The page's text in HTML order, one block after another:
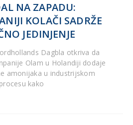
NA ZAPADU:
KOLAČI SADRŽE
JEDINJENJE
Dagbla otkriva da
Olam u Holandiji dodaje
amonijaka u industrijskom
procesu kako